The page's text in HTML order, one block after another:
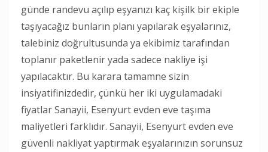
günde randevu açılıp eşyanızı kaç kişilk bir ekiple
taşıyacağız bunların planı yapılarak eşyalarınız,
talebiniz doğrultusunda ya ekibimiz tarafından
toplanır paketlenir yada sadece nakliye işi
yapılacaktır. Bu karara tamamne sizin
insiyatifinizdedir, çünkü her iki uygulamadaki
fiyatlar Sanayii, Esenyurt evden eve taşıma
maliyetleri farklıdır. Sanayii, Esenyurt evden eve
güvenli nakliyat yaptırmak eşyalarınızın sorunsuz